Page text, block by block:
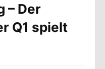
– Der
Q1 spielt